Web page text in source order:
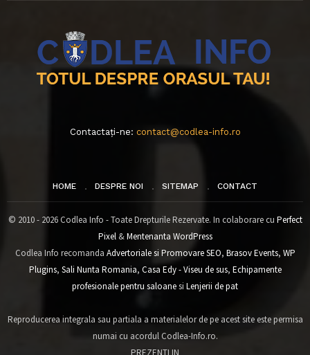
Contactați-ne: contact@codlea-info.ro
HOME DESPRE NOI SITEMAP CONTACT
© 2010 - 2026 Codlea Info - Toate Drepturile Rezervate. In colaborare cu Perfect
Pixel&Mentenanta WordPress
Codlea Info recomanda Advertoriale si Promovare SEO, Brasov Events, WP
Plugins, Sali Nunta Romania, Casa Edy - Viseu de sus, Echipamente
profesionale pentru saloanesi Lenjerii de pat
Reproducerea integrala sau partiala a materialelor de pe acest site este permisa
numai cu acordul Codlea-Info.ro.
PREZENTI IN